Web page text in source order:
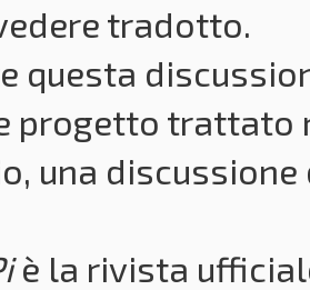
tradotto.
questa
progetto trattato
una
è la rivista